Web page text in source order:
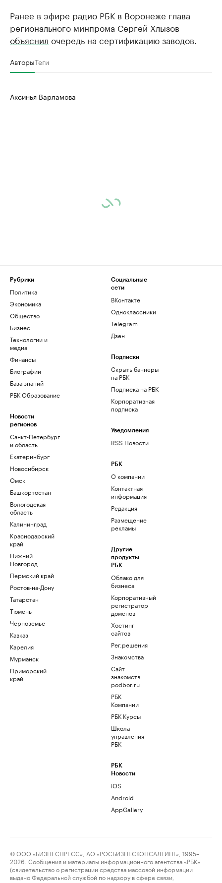
Ранее в эфире радио РБК в Воронеже глава
регионального минпрома Сергей Хлызов
объяснил очередь на сертификацию заводов.
АвторыТеги
Аксинья Варламова
Рубрики
Политика
Экономика
Общество
Бизнес
Технологии и
медиа
Финансы
Биографии
База знаний
РБК Образование
Новости
регионов
Санкт-Петербург
и область
Екатеринбург
Новосибирск
Омск
Башкортостан
Вологодская
область
Калининград
Краснодарский
край
Нижний
Новгород
Пермский край
Ростов-на-Дону
Татарстан
Тюмень
Черноземье
Кавказ
Карелия
Мурманск
Приморский
край
Социальные
сети
ВКонтакте
Одноклассники
Telegram
Дзен
Подписки
Скрыть баннеры
на РБК
Подписка на РБК
Корпоративная
подписка
Уведомления
RSS Новости
РБК
О компании
Контактная
информация
Редакция
Размещение
рекламы
Другие
продукты
РБК
Облако для
бизнеса
Корпоративный
регистратор
доменов
Хостинг
сайтов
Рег.решения
Знакомства
Сайт
знакомств
podbor.ru
РБК
Компании
РБК Курсы
Школа
управления
РБК
РБК
Новости
iOS
Android
AppGallery
© ООО «БИЗНЕСПРЕСС», АО «РОСБИЗНЕСКОНСАЛТИНГ», 1995–
2026. Сообщения и материалы информационного агентства «РБК»
(свидетельство о регистрации средства массовой информации
выдано Федеральной службой по надзору в сфере связи,